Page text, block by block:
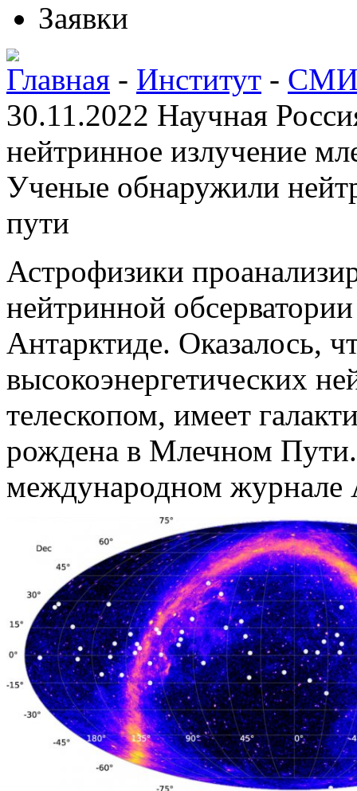
Заявки
Главная - Институт - СМИ
30.11.2022 Научная
нейтринное излучение
Ученые обнаружили
пути
Астрофизики
нейтринной
Антарктиде. Оказалось,
высокоэнергетических
телескопом, имеет
рождена в Млечном
международном журнале